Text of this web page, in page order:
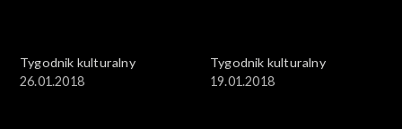
Tygodnik kulturalny
26.01.2018
Tygodnik kulturalny
19.01.2018